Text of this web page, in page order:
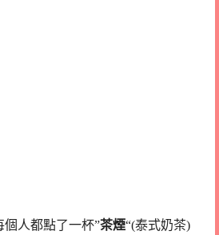
人都點了一杯”茶煙“(泰式奶茶)